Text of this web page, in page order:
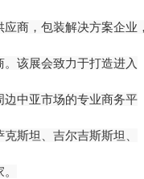
商，包装解决方案企业，
该展会致力于打造进入
边中亚市场的专业商务平
斯坦、吉尔吉斯斯坦、